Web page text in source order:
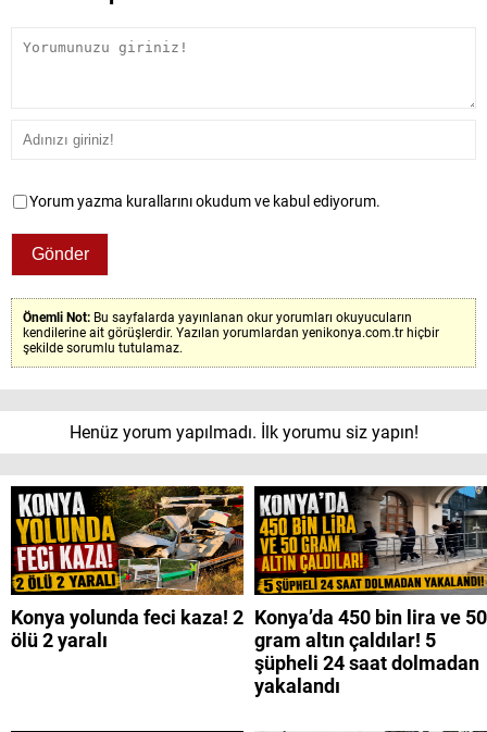
Yorum yazma kurallarını okudum ve kabul ediyorum.
Önemli Not: Bu sayfalarda yayınlanan okur yorumları okuyucuların
kendilerine ait görüşlerdir. Yazılan yorumlardan yenikonya.com.tr hiçbir
şekilde sorumlu tutulamaz.
Henüz yorum yapılmadı. İlk yorumu siz yapın!
Konya yolunda feci kaza! 2
ölü 2 yaralı
Konya’da 450 bin lira ve 50
gram altın çaldılar! 5
şüpheli 24 saat dolmadan
yakalandı